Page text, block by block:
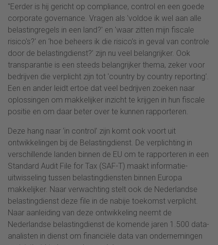
"Eerder is hij gericht op compliance, control en een goede
corporate governance. Vragen als 'voldoe ik wel aan alle
belastingregels in een land?' en 'waar zitten mijn fiscale
risico's?' en ‘hoe beheers ik die risico’s in geval van controle
door de belastingdienst?’ zijn nu veel belangrijker. Ook
transparantie is een steeds belangrijker thema, zeker voor
bedrijven die verplicht zijn tot 'country by country reporting'.
Een en ander leidt ertoe dat veel bedrijven zoeken naar
oplossingen om makkelijker inzicht te krijgen in hun fiscale
positie en om daar beter over te kunnen rapporteren.
Deze hang naar ‘in control’ zijn komt ook voort uit
ontwikkelingen bij de Belastingdienst. De verplichting in
verschillende landen binnen de EU om te rapporteren in een
Standard Audit File for Tax (SAF-T) maakt informatie-
uitwisseling tussen belastingdiensten binnen Europa
makkelijker. Naar verwachting stelt ook de Nederlandse
belastingdienst deze file in de nabije toekomst verplicht.
Naar aanleiding van deze ontwikkeling neemt de
Nederlandse belastingdienst de komende jaren 1.500 data-
analisten in dienst om financiële data van ondernemingen